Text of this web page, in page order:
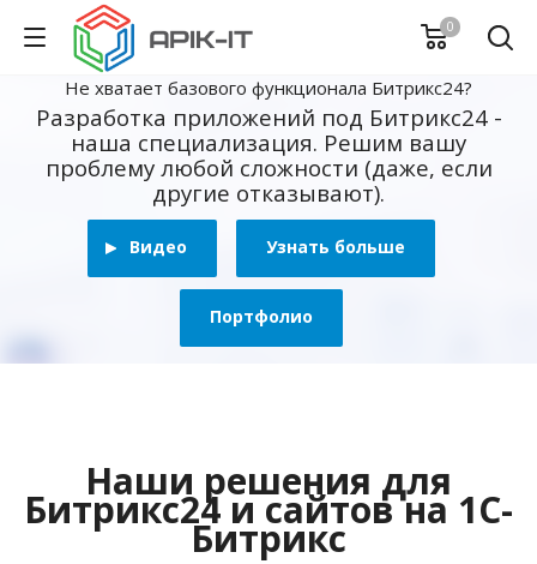
0
Не хватает базового функционала Битрикс24?
Разработка приложений под Битрикс24 -
наша специализация. Решим вашу
проблему любой сложности (даже, если
другие отказывают).
Видео Узнать больше
Портфолио
Наши решения для
Битрикс24 и сайтов на 1С-
Битрикс